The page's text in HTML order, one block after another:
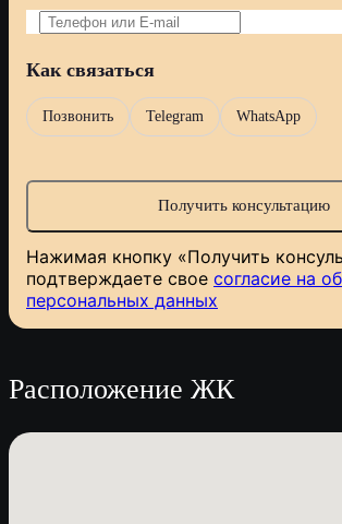
Как связаться
Позвонить Telegram WhatsApp
Нажимая кнопку «Получить
подтверждаете свое согласие на
персональных данных
Расположение ЖК